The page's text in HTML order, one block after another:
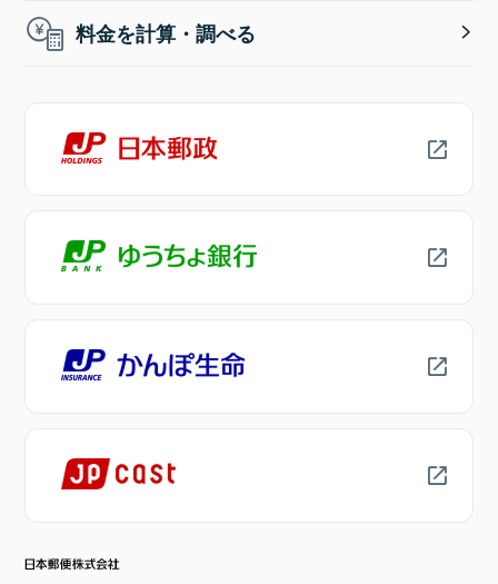
料金を計算・調べる